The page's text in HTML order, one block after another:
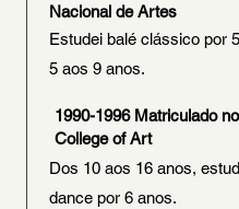
Nacional de Artes
Estudei balé clássico por
5 aos 9 anos.
1990-1996Matriculado
College of Art
Dos 10 aos 16 anos,
dance por 6 anos.